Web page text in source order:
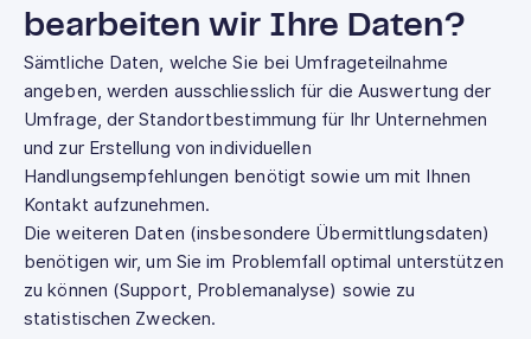
bearbeiten wir Ihre Daten?
Sämtliche Daten, welche Sie bei Umfrageteilnahme
angeben, werden ausschliesslich für die Auswertung der
Umfrage, der Standortbestimmung für Ihr Unternehmen
und zur Erstellung von individuellen
Handlungsempfehlungen benötigt sowie um mit Ihnen
Kontakt aufzunehmen.
Die weiteren Daten (insbesondere Übermittlungsdaten)
benötigen wir, um Sie im Problemfall optimal unterstützen
zu können (Support, Problemanalyse) sowie zu
statistischen Zwecken.